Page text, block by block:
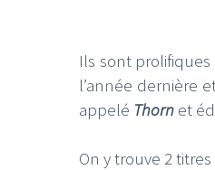
Ils sont
l’année dernière
appelé Thorn et
On y trouve 2